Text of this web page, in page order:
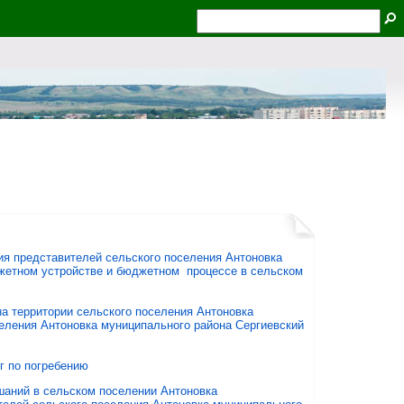
сельского поселения Антоновка
устройстве и бюджетном процессе в сельском
сельского поселения Антоновка
Антоновка муниципального района Сергиевский
по погребению
в сельском поселении Антоновка